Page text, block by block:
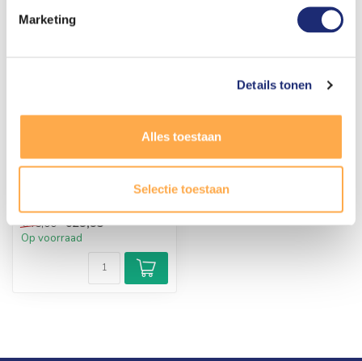
Marketing
Details tonen
Alles toestaan
Selectie toestaan
Spade Logo Sweater
Katoenen sweater met het
€45,00 €29,95
Op voorraad